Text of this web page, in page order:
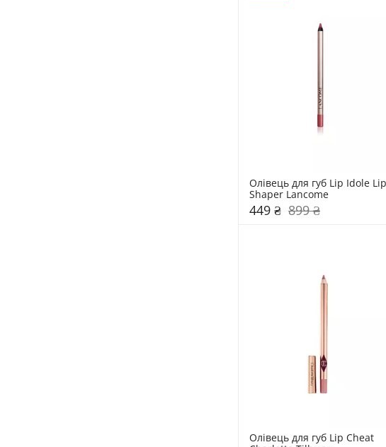
Олівець для губ Lip Idole Lip
Shaper Lancome
449 ₴ 899 ₴
Олівець для губ Lip Cheat